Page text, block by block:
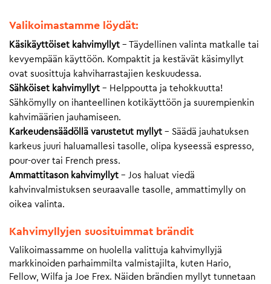
Valikoimastamme löydät:
Käsikäyttöiset kahvimyllyt – Täydellinen valinta matkalle tai
kevyempään käyttöön. Kompaktit ja kestävät käsimyllyt
ovat suosittuja kahviharrastajien keskuudessa.
Sähköiset kahvimyllyt – Helppoutta ja tehokkuutta!
Sähkömylly on ihanteellinen kotikäyttöön ja suurempienkin
kahvimäärien jauhamiseen.
Karkeudensäädöllä varustetut myllyt – Säädä jauhatuksen
karkeus juuri haluamallesi tasolle, olipa kyseessä espresso,
pour-over tai French press.
Ammattitason kahvimyllyt – Jos haluat viedä
kahvinvalmistuksen seuraavalle tasolle, ammattimylly on
oikea valinta.
Kahvimyllyjen suosituimmat brändit
Valikoimassamme on huolella valittuja kahvimyllyjä
markkinoiden parhaimmilta valmistajilta, kuten Hario,
Fellow, Wilfa ja Joe Frex. Näiden brändien myllyt tunnetaan